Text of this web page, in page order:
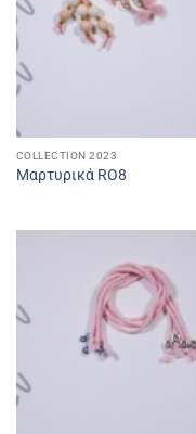
COLLECTION 2023
Μαρτυρικά RO8